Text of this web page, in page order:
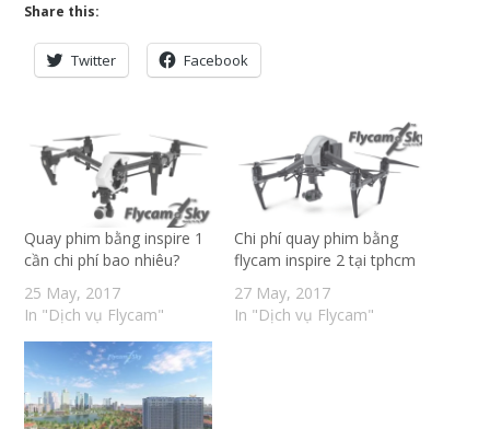
Share this:
Twitter Facebook
Quay phim bằng inspire 1
cần chi phí bao nhiêu?
25 May, 2017
In "Dịch vụ Flycam"
Chi phí quay phim bằng
flycam inspire 2 tại tphcm
27 May, 2017
In "Dịch vụ Flycam"